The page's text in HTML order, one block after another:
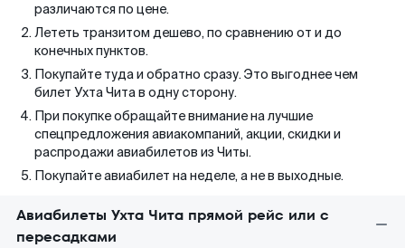
различаются по цене.
Лететь транзитом дешево, по сравнению от и до
конечных пунктов.
Покупайте туда и обратно сразу. Это выгоднее чем
билет Ухта Чита в одну сторону.
При покупке обращайте внимание на лучшие
спецпредложения авиакомпаний, акции, скидки и
распродажи авиабилетов из Читы.
Покупайте авиабилет на неделе, а не в выходные.
Авиабилеты Ухта Чита прямой рейс или с
пересадками